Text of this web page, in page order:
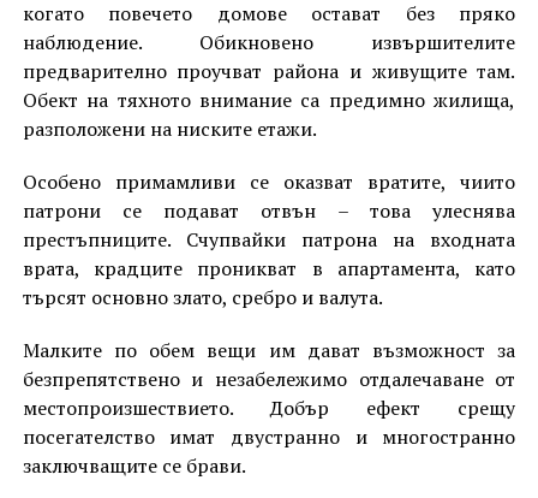
когато повечето домове остават без пряко
наблюдение. Обикновено извършителите
предварително проучват района и живущите там.
Обект на тяхното внимание са предимно жилища,
разположени на ниските етажи.
Особено примамливи се оказват вратите, чиито
патрони се подават отвън – това улеснява
престъпниците. Счупвайки патрона на входната
врата, крадците проникват в апартамента, като
търсят основно злато, сребро и валута.
Малките по обем вещи им дават възможност за
безпрепятствено и незабележимо отдалечаване от
местопроизшествието. Добър ефект срещу
посегателство имат двустранно и многостранно
заключващите се брави.